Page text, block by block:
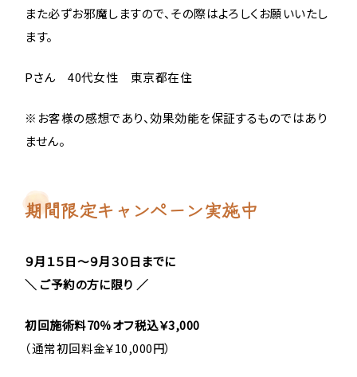
また必ずお邪魔しますので、その際はよろしくお願いいたし
ます。
Pさん 40代女性 東京都在住
※お客様の感想であり、効果効能を保証するものではあり
ません。
期間限定キャンペーン実施中
９月１５日～９月３０日までに
＼ ご予約の方に限り ／
初回施術料70％オフ税込￥3,000
（通常初回料金￥10,000円）